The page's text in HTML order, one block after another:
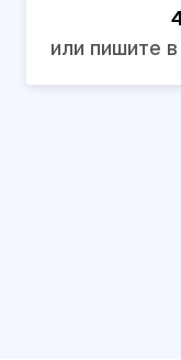
или пишите в